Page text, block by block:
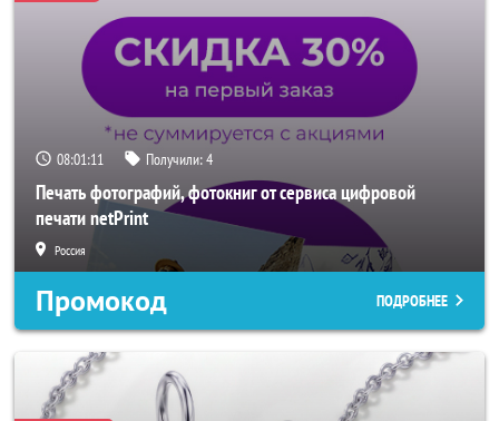
08:01:08 Получили:4
Печать фотографий, фотокниг от сервиса цифровой
печати netPrint
Россия
Промокод ПОДРОБНЕЕ